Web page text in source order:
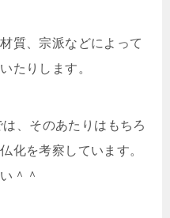
質、宗派などによって
たりします。
は、そのあたりはもちろ
化を考察しています。
＾＾